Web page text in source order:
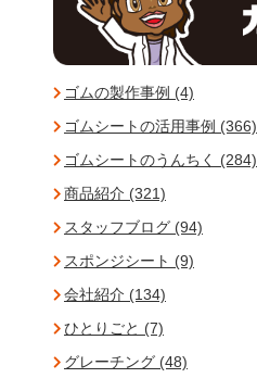
ゴムの製作事例 (4)
ゴムシートの活用事例 (366)
ゴムシートのうんちく (284)
商品紹介 (321)
スタッフブログ (94)
スポンジシート (9)
会社紹介 (134)
ひとりごと (7)
グレーチング (48)